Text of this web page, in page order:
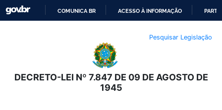
O
CONTEÚDO
COMUNICA BR ACESSO À INFORMAÇÃO
Pesquisar Legislação
DECRETO-LEI Nº 7.847 DE 09 DE AGOSTO DE
1945